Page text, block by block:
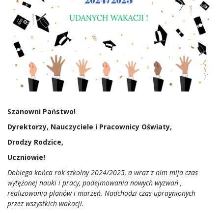
Szanowni Państwo!
Dyrektorzy, Nauczyciele i Pracownicy Oświaty,
Drodzy Rodzice,
Uczniowie!
Dobiega końca rok szkolny 2024/2025, a wraz z nim mija czas
wytężonej nauki i pracy, podejmowania nowych wyzwań ,
realizowania planów i marzeń. Nadchodzi czas upragnionych
przez wszystkich wakacji.